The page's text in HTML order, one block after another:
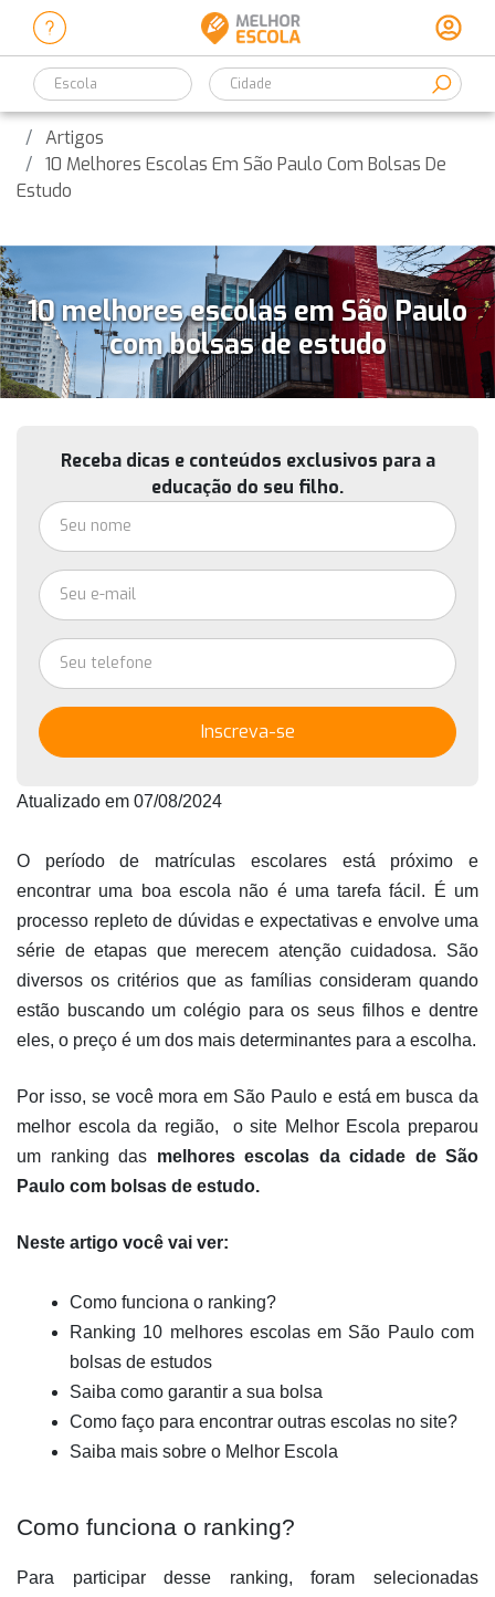
Escola
Artigos
10 Melhores Escolas Em São Paulo Com Bolsas De
Estudo
10 melhores escolas em São Paulo
com bolsas de estudo
Receba dicas e conteúdos exclusivos para a
educação do seu filho.
Inscreva-se
Atualizado em 07/08/2024
O período de matrículas escolares está próximo e
encontrar uma boa escola não é uma tarefa fácil.
É um
processo repleto de dúvidas e expectativas e envolve uma
série de etapas que merecem atenção cuidadosa. São
diversos os critérios que as famílias consideram quando
estão buscando um colégio para os seus filhos e dentre
eles, o preço é um dos mais determinantes para a escolha.
Por isso, se você mora em São Paulo e está em busca da
melhor escola da região,  o site Melhor Escola preparou
um ranking das melhores escolas da cidade de São
Paulo com bolsas de estudo.
Neste artigo você vai ver:
Como funciona o ranking?
Ranking 10 melhores escolas em São Paulo com
bolsas de estudos
Saiba como garantir a sua bolsa
Como faço para encontrar outras escolas no site?
Saiba mais sobre o Melhor Escola
Como funciona o ranking?
Para participar desse ranking, foram selecionadas